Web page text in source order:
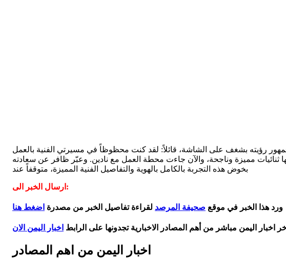
الجمهور رؤيته بشغف على الشاشة، قائلاً: لقد كنت محظوظاً في مسيرتي الفنية بالعمل
مميزة وناجحة، والآن جاءت محطة العمل مع نادين. وعبّر ظافر عن سعادته
بخوض هذه التجربة بالكامل بالهوية والتفاصيل الفنية المميزة، متوقفاً عند
ارسال الخبر الى:
ورد هذا الخبر في موقع صحيفة المرصد لقراءة تفاصيل الخبر من مصدرة اضغط هنا
اخبار اليمن مباشر من أهم المصادر الاخبارية تجدونها على الرابط اخبار اليمن الان
اخبار اليمن من اهم المصادر